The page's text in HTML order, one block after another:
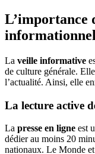
L’importance
La veille informative
de culture générale.
l’actualité. Ainsi, elle
La lecture active
La presse en ligne est
dédier au moins 20
nationaux. Le Monde